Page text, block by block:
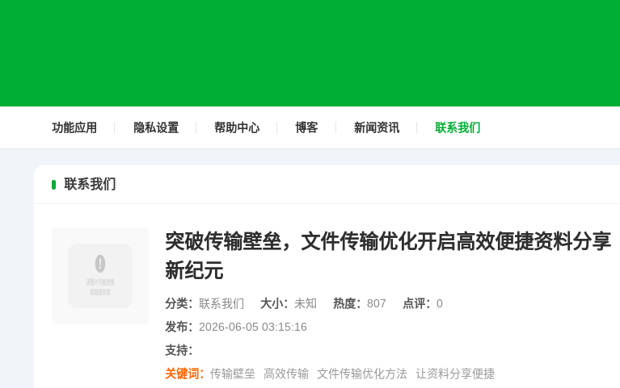
功能应用 隐私设置 帮助中心 博客 新闻资讯 联系我们
联系我们
突破传输壁垒，文件传输优化开启高效便捷资料分享
新纪元
分类： 联系我们 大小： 未知 热度： 807 点评： 0
发布： 2026-06-05 03:15:16
支持：
关键词： 传输壁垒 高效传输 文件传输优化方法 让资料分享便捷